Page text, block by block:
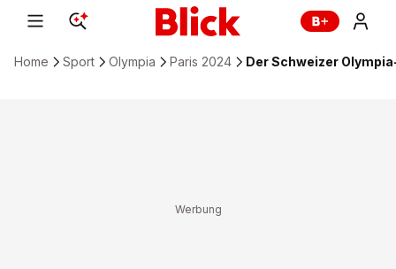
Home Sport Olympia Paris 2024 Der Schweizer